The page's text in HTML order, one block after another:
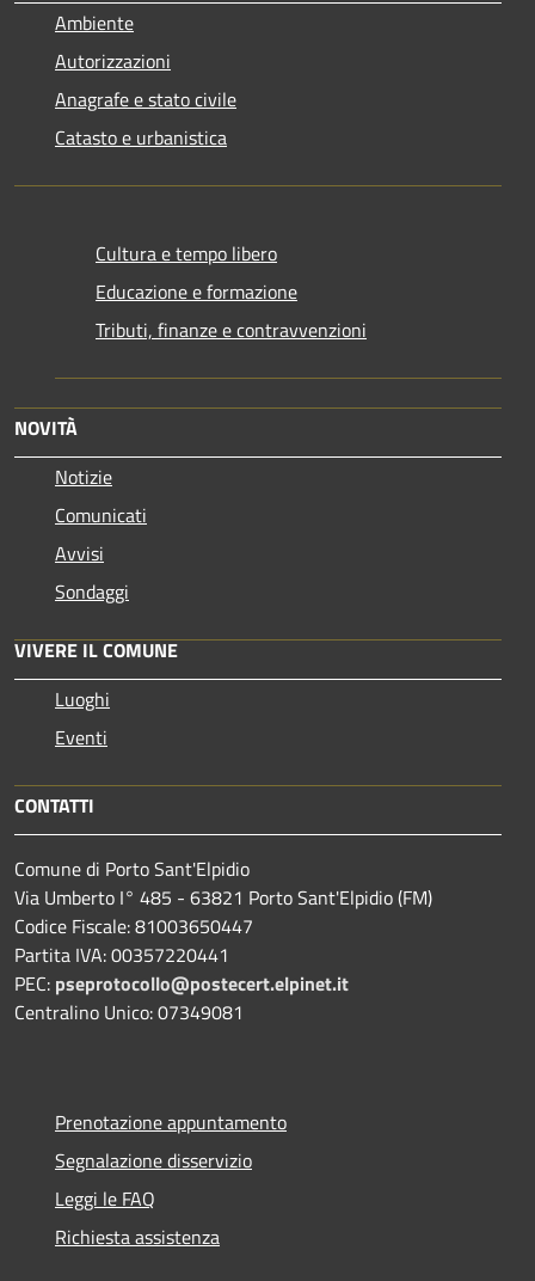
Ambiente
Autorizzazioni
Anagrafe e stato civile
Catasto e urbanistica
Cultura e tempo libero
Educazione e formazione
Tributi, finanze e contravvenzioni
NOVITÀ
Notizie
Comunicati
Avvisi
Sondaggi
VIVERE IL COMUNE
Luoghi
Eventi
CONTATTI
Comune di Porto Sant'Elpidio
Via Umberto I° 485 - 63821 Porto Sant'Elpidio (FM)
Codice Fiscale: 81003650447
Partita IVA: 00357220441
PEC: pseprotocollo@postecert.elpinet.it
Centralino Unico: 07349081
Prenotazione appuntamento
Segnalazione disservizio
Leggi le FAQ
Richiesta assistenza